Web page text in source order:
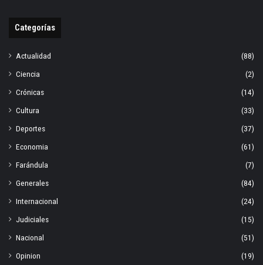
Categorías
Actualidad
(88)
Ciencia
(2)
Crónicas
(14)
Cultura
(33)
Deportes
(37)
Economia
(61)
Farándula
(7)
Generales
(84)
Internacional
(24)
Judiciales
(15)
Nacional
(51)
Opinion
(19)